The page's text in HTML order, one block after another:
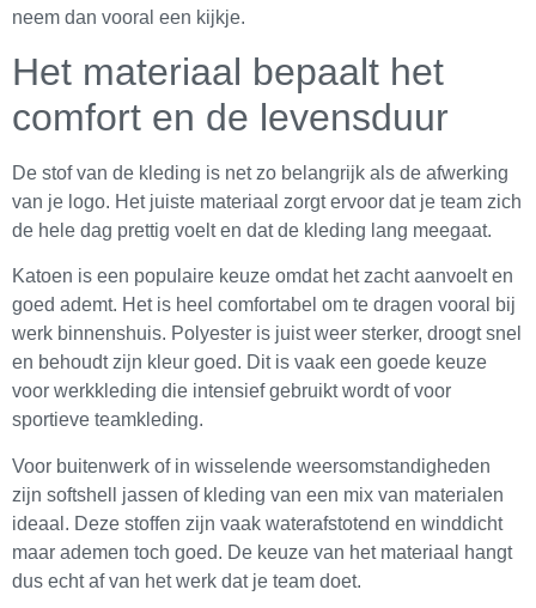
neem dan vooral een kijkje.
Het materiaal bepaalt het
comfort en de levensduur
De stof van de kleding is net zo belangrijk als de afwerking
van je logo. Het juiste materiaal zorgt ervoor dat je team zich
de hele dag prettig voelt en dat de kleding lang meegaat.
Katoen is een populaire keuze omdat het zacht aanvoelt en
goed ademt. Het is heel comfortabel om te dragen vooral bij
werk binnenshuis. Polyester is juist weer sterker, droogt snel
en behoudt zijn kleur goed. Dit is vaak een goede keuze
voor werkkleding die intensief gebruikt wordt of voor
sportieve teamkleding.
Voor buitenwerk of in wisselende weersomstandigheden
zijn softshell jassen of kleding van een mix van materialen
ideaal. Deze stoffen zijn vaak waterafstotend en winddicht
maar ademen toch goed. De keuze van het materiaal hangt
dus echt af van het werk dat je team doet.